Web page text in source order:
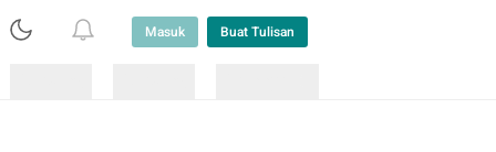
Masuk Buat Tulisan